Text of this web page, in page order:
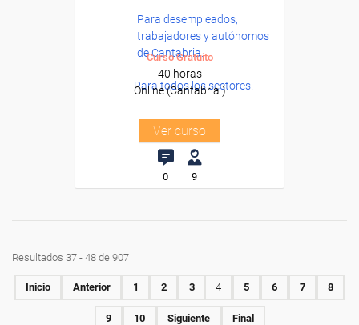
Para desempleados,
trabajadores y autónomos
de Cantabria.
Para todos los sectores.
Curso Gratuito
40 horas
Online (Cantabria )
Ver curso
0 9
Resultados 37 - 48 de 907
Inicio Anterior 1 2 3 4 5 6 7 8
9 10 Siguiente Final